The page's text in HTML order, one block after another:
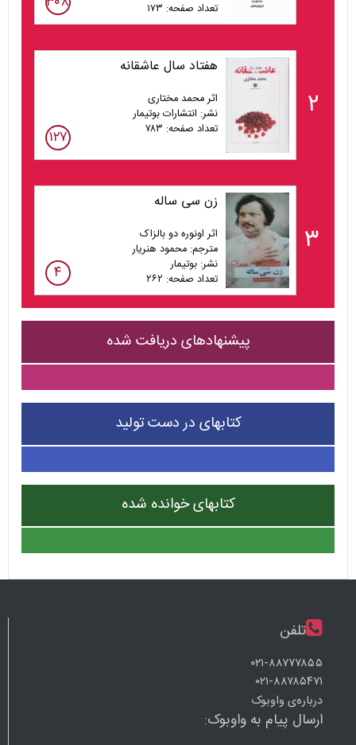
تعداد صفحه: ۱۷۳
۲
هفتاد سال عاشقانه
اثر محمد مختاری
نشر: انتشارات بوتیمار
تعداد صفحه: ۷۸۳
۱۲۷
۳
زن سی‌ ساله
اثر اونوره دو بالزاک
مترجم: محمود هنریار
نشر: بوتیمار
تعداد صفحه: ۲۶۲
۴
پیشنهادهای دریافت شده
کتابهای در دست تولید
کتابهای خوانده شده
تلفن
۰۲۱-۸۸۷۷۷۸۵۵
۰۲۱-۸۸۷۸۵۴۷۱
درباره‌ی واوبوک
ارسال پیام به واوبوک: